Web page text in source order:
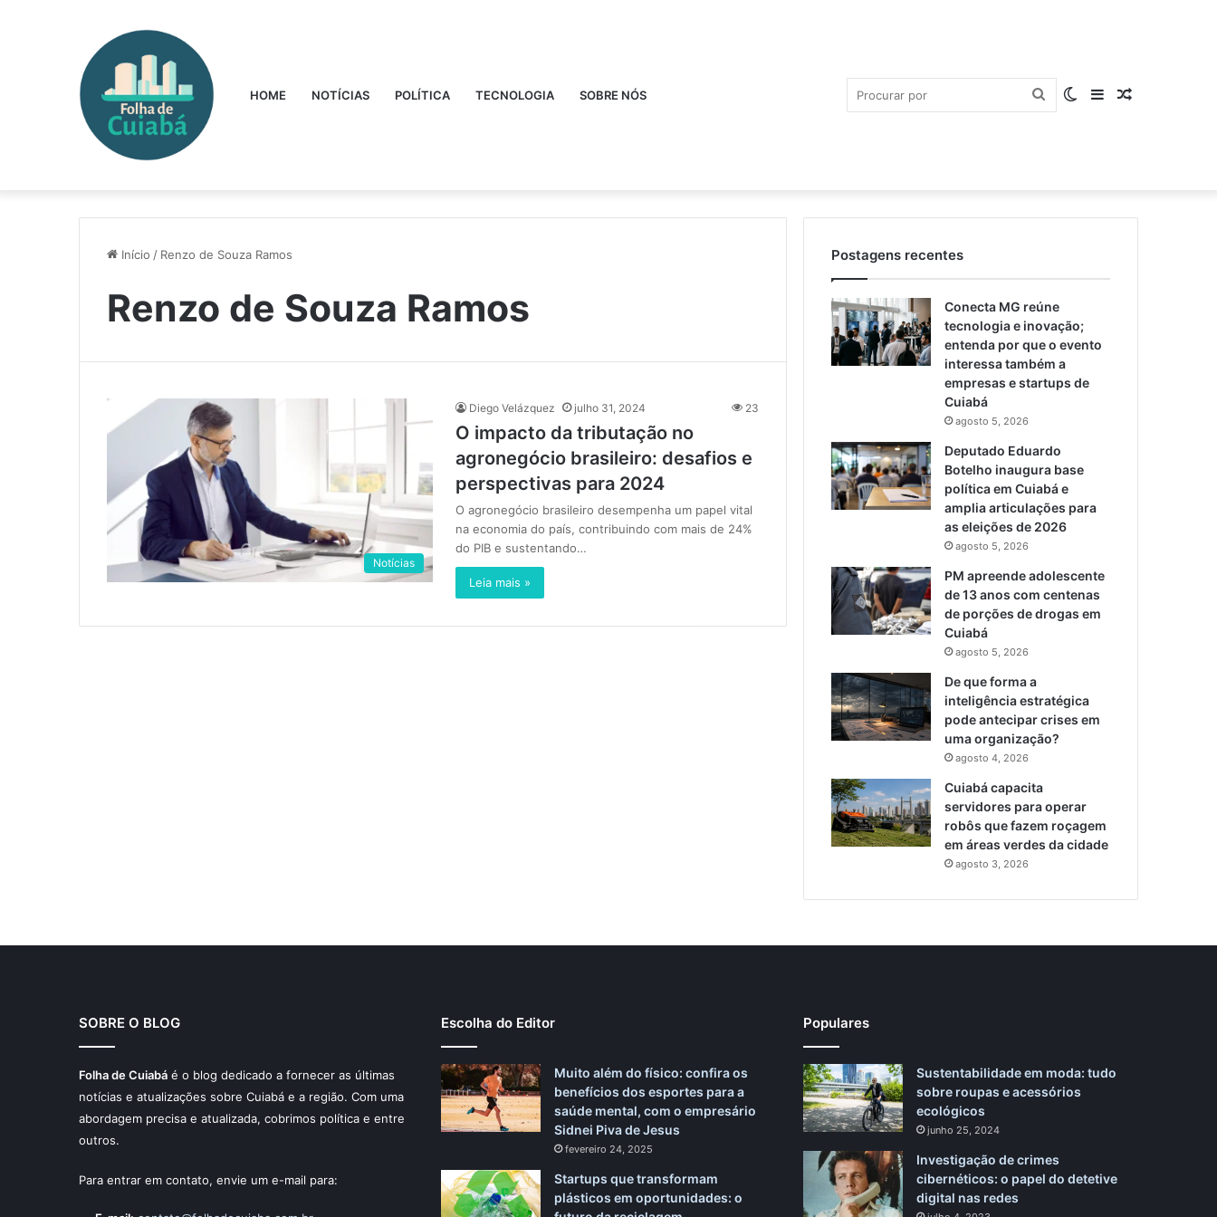
HOME NOTÍCIAS POLÍTICA TECNOLOGIA SOBRE NÓS Artigo
Barra
Lateral
Switch
skin
Procurar
por
Início / Renzo de Souza Ramos
Renzo de Souza Ramos
Notícias
Diego Velázquez julho 31, 2024 23
O impacto da tributação no
agronegócio brasileiro: desafios e
perspectivas para 2024
O agronegócio brasileiro desempenha um papel vital
na economia do país, contribuindo com mais de 24%
do PIB e sustentando…
Leia mais »
Postagens recentes
Conecta MG reúne
tecnologia e inovação;
entenda por que o evento
interessa também a
empresas e startups de
Cuiabá
agosto 5, 2026
Deputado Eduardo
Botelho inaugura base
política em Cuiabá e
amplia articulações para
as eleições de 2026
agosto 5, 2026
PM apreende adolescente
de 13 anos com centenas
de porções de drogas em
Cuiabá
agosto 5, 2026
De que forma a
inteligência estratégica
pode antecipar crises em
uma organização?
agosto 4, 2026
Cuiabá capacita
servidores para operar
robôs que fazem roçagem
em áreas verdes da cidade
agosto 3, 2026
SOBRE O BLOG
Folha de Cuiabá é o blog dedicado a fornecer as últimas
notícias e atualizações sobre Cuiabá e a região. Com uma
abordagem precisa e atualizada, cobrimos política e entre
outros.
Para entrar em contato, envie um e-mail para:
Escolha do Editor
Muito além do físico: confira os
benefícios dos esportes para a
saúde mental, com o empresário
Sidnei Piva de Jesus
fevereiro 24, 2025
Startups que transformam
plásticos em oportunidades: o
Populares
Sustentabilidade em moda: tudo
sobre roupas e acessórios
ecológicos
junho 25, 2024
Investigação de crimes
cibernéticos: o papel do detetive
digital nas redes